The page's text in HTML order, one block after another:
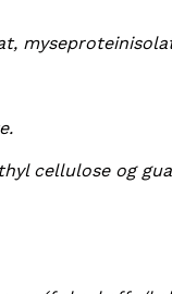
cellulose og